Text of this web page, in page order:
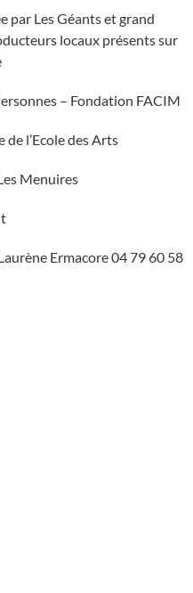
par Les Géants et grand
locaux présents sur
– Fondation FACIM
l’Ecole des Arts
Menuires
Ermacore 04 79 60 58